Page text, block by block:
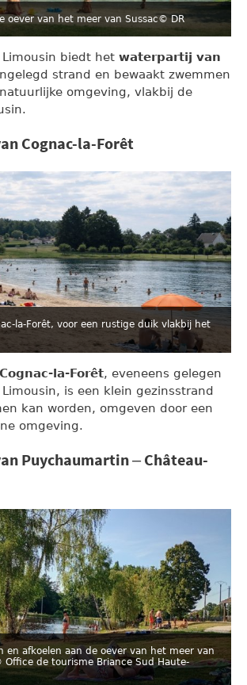
oever van het meer van Sussac© DR
biedt het waterpartij van
strand en bewaakt zwemmen
omgeving, vlakbij de
Cognac-la-Forêt
la-Forêt, voor een rustige duik vlakbij het
la-Forêt, eveneens gelegen
is een klein gezinsstrand
kan worden, omgeven door een
omgeving.
Puychaumartin – Château-
en afkoelen aan de oever van het meer van
Office de tourisme Briance Sud Haute-